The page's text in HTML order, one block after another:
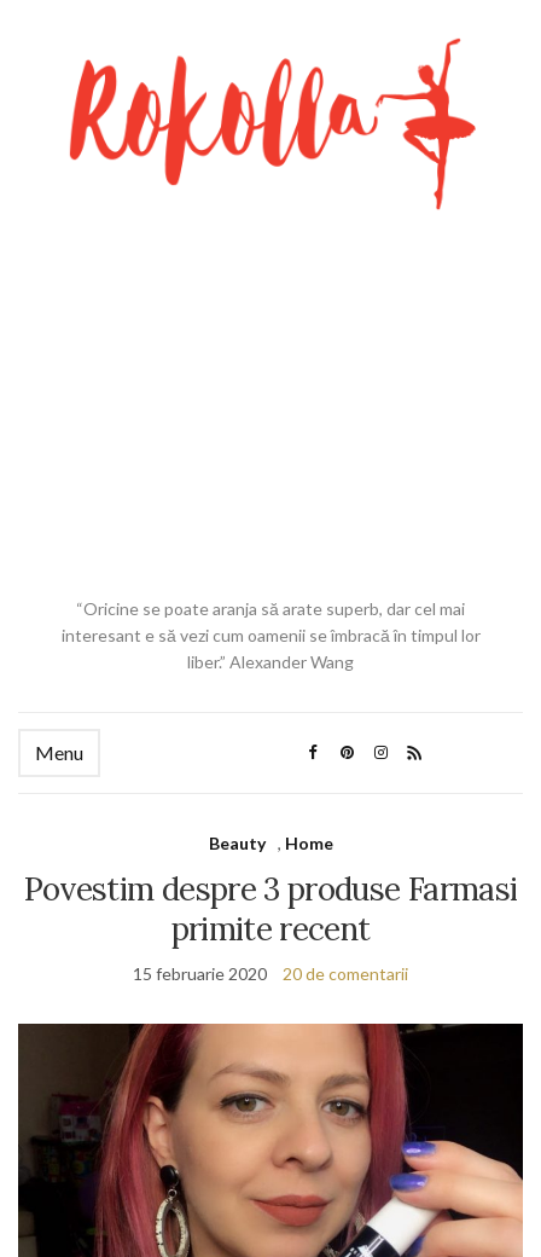
“Oricine se poate aranja să arate superb, dar cel mai
interesant e să vezi cum oamenii se îmbracă în timpul lor
liber.” Alexander Wang
Menu
Beauty , Home
Povestim despre 3 produse Farmasi
primite recent
15 februarie 2020 20 de comentarii